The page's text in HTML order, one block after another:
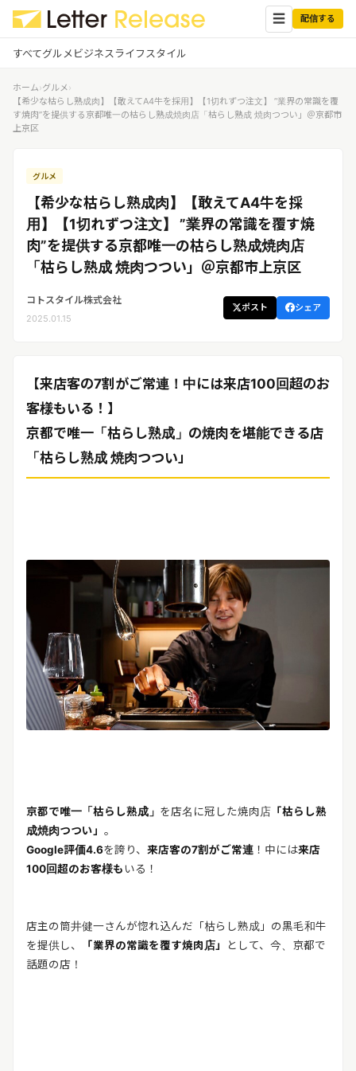
☰ 配信する
すべてグルメビジネスライフスタイル
グルメ
ビジネス
ライフスタイル
無料会員登録
ログイン ✕
企業ユーザーでログイン
する
受信レターリリース受信ユーザー
メディアユーザーでログインする
レターリリースを受信（メディア登
録）
ホーム›グルメ›
【希少な枯らし熟成肉】【敢えてA4牛を採用】【1切れずつ注文】 ”業界の常識を覆
す焼肉”を提供する京都唯一の枯らし熟成焼肉店「枯らし熟成 焼肉つつい」＠京都市
上京区
グルメ
【希少な枯らし熟成肉】【敢えてA4牛を採
用】【1切れずつ注文】 ”業界の常識を覆す焼
肉”を提供する京都唯一の枯らし熟成焼肉店
「枯らし熟成 焼肉つつい」＠京都市上京区
コトスタイル株式会社
2025.01.15
ポスト シェア
【来店客の7割がご常連！中には来店100回超のお
客様もいる！】
京都で唯一「枯らし熟成」の焼肉を堪能できる店
「枯らし熟成 焼肉つつい」
京都で唯一「枯らし熟成」 を店名に冠した焼肉店 「枯らし熟
成焼肉つつい」 。
Google評価4.6を誇り、 来店客の7割がご常連 ！中には来店
100回超のお客様もいる！
店主の筒井健一さんが惚れ込んだ「枯らし熟成」の黒毛和牛
を提供し、
「業界の常識を覆す焼肉店」
として、今、京都で
話題の店！